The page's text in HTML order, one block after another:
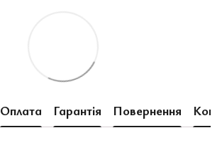
Оплата Гарантія Повернення